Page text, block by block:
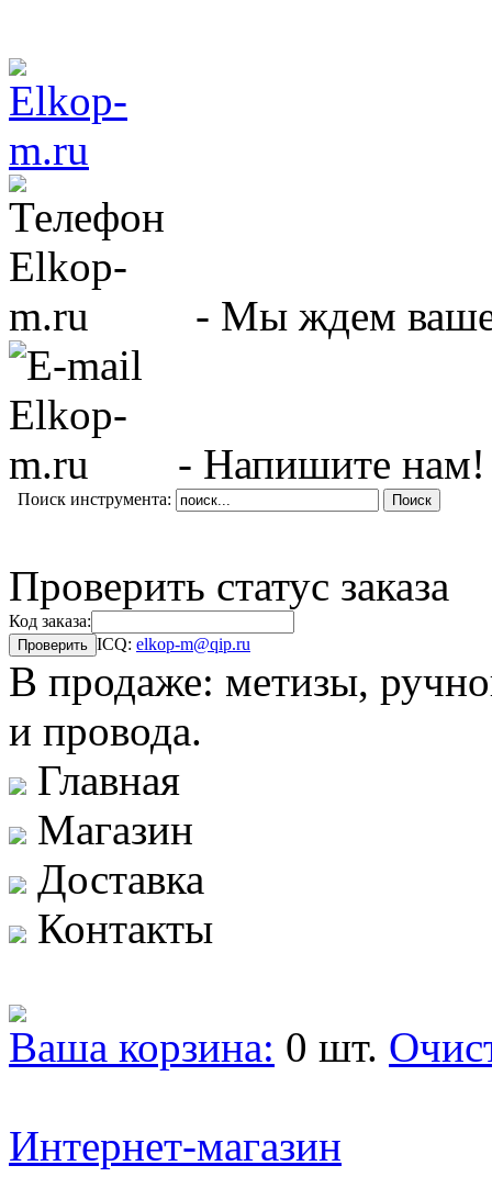
- Мы ждем
- Напишите нам!
Поиск инструмента:
Проверить статус заказа
Код заказа:
ICQ: elkop-m@qip.ru
В продаже: метизы,
и провода.
Главная
Магазин
Доставка
Контакты
Ваша корзина: 0 шт.
Интернет-магазин